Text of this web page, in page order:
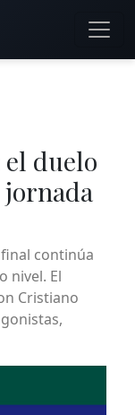
duelo
jornada
continúa
nivel. El
Cristiano